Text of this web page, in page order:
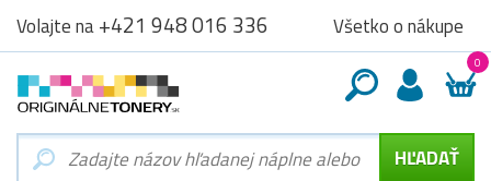
Volajte na+421 948 016 336 Všetko o nákupe
0